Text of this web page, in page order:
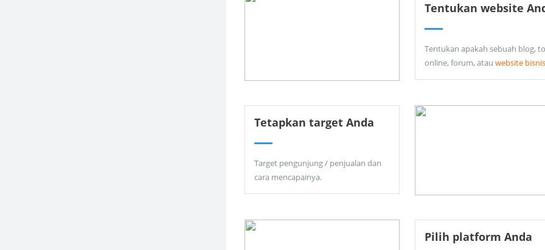
Tentukan website
Tentukan apakah sebuah blog,
online, forum, atau website bisnis
Tetapkan target Anda
Target pengunjung / penjualan dan
cara mencapainya.
Pilih platform Anda